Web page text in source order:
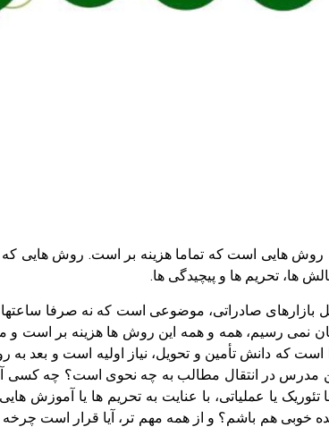
ها، تحریم ها و پیچیدگی ها.
صادراتی، موضوعی است که نه صرفا ساعتها و
نمی رسیم، همه و همه این روش ها هزینه بر است و
جدا است که دانش تأمین و تحویل، نیاز اولیه است
در انتقال مطالب به چه نحوی است؟ چه کسی
یا عملیاتی، با عنایت به تحریم ها یا آموزش
خوبی هم باشم؟ و از همه مهم تر، آیا قرار است